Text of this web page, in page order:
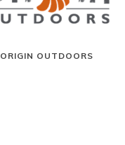
ORIGIN OUTDOORS